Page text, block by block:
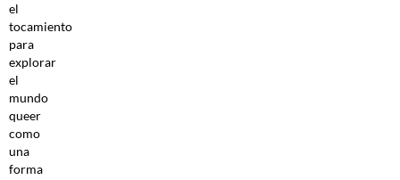
el
tocamiento
para
explorar
el
mundo
queer
como
una
forma